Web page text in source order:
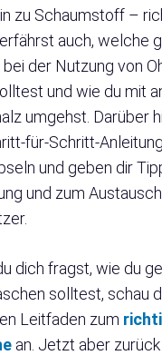
zu Schaumstoff –
auch, welche
der Nutzung von
und wie du mit
umgehst. Darüber
für-Schritt-
und geben dir
und zum
dich fragst, wie du
solltest, schau
Leitfaden zum
an. Jetzt aber